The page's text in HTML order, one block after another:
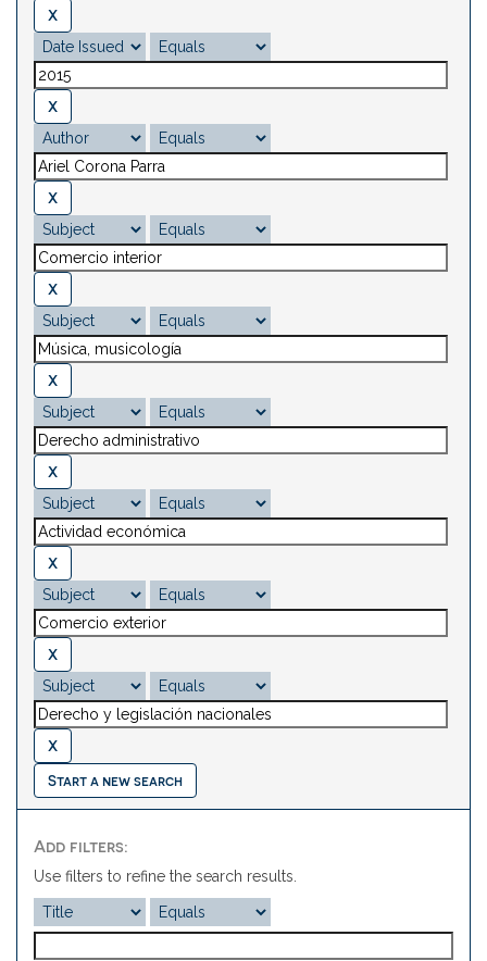
Start a new search
Add filters:
Use filters to refine the search results.